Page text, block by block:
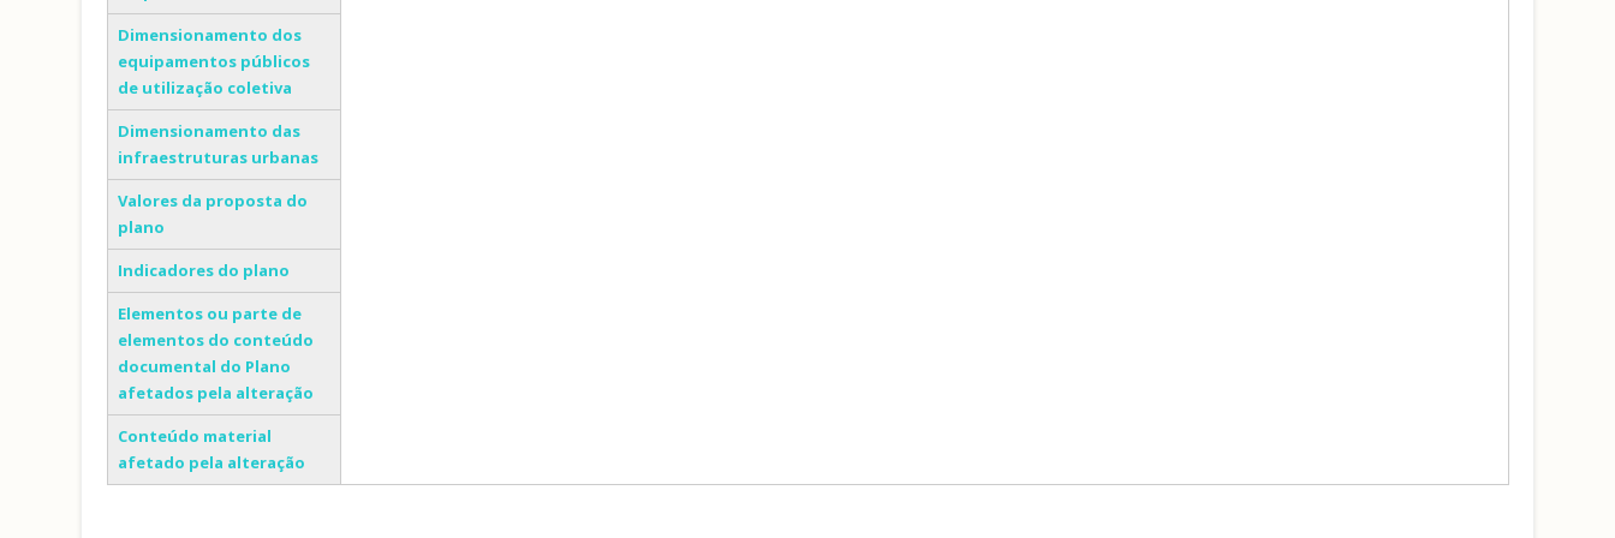
Dimensionamento dos
equipamentos públicos
de utilização coletiva
Dimensionamento das
infraestruturas urbanas
Valores da proposta do
plano
Indicadores do plano
Elementos ou parte de
elementos do conteúdo
documental do Plano
afetados pela alteração
Conteúdo material
afetado pela alteração